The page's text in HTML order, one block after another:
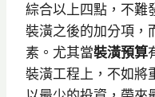
綜合以上四點，不難
裝潢之後的加分項，
素。尤其當裝潢預算
裝潢工程上，不如將